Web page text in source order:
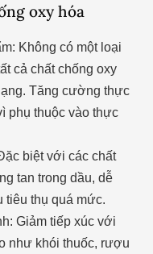
oxy hóa
Không có một loại
cả chất chống oxy
Tăng cường thực
phụ thuộc vào thực
biệt với các chất
tan trong dầu, dễ
tiêu thụ quá mức.
Giảm tiếp xúc với
như khói thuốc, rượu